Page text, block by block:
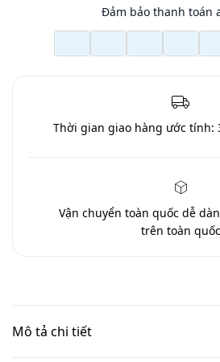
Đảm bảo thanh toán
Thời gian giao hàng ước tính:
Vận chuyển toàn quốc dễ
trên toàn quốc
Mô tả chi tiết